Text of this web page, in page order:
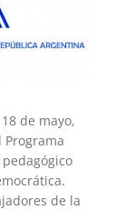
de mayo,
Programa
de la